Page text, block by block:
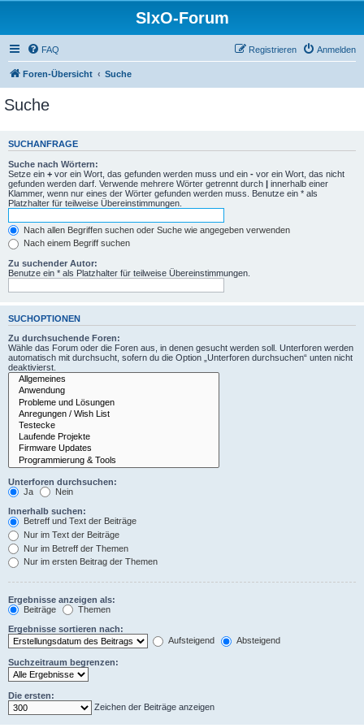
SIxO-Forum
FAQ Anmelden
Registrieren
Foren-Übersicht Suche
Suche
SUCHANFRAGE
Suche nach Wörtern:
Setze ein + vor ein Wort, das gefunden werden muss und ein - vor ein Wort, das nicht
gefunden werden darf. Verwende mehrere Wörter getrennt durch | innerhalb einer
Klammer, wenn nur eines der Wörter gefunden werden muss. Benutze ein * als
Platzhalter für teilweise Übereinstimmungen.
Nach allen Begriffen suchen oder Suche wie angegeben verwenden
Nach einem Begriff suchen
Zu suchender Autor:
Benutze ein * als Platzhalter für teilweise Übereinstimmungen.
SUCHOPTIONEN
Zu durchsuchende Foren:
Wähle das Forum oder die Foren aus, in denen gesucht werden soll. Unterforen werden
automatisch mit durchsucht, sofern du die Option „Unterforen durchsuchen“ unten nicht
deaktivierst.
Unterforen durchsuchen:
Ja
Nein
Innerhalb suchen:
Betreff und Text der Beiträge
Nur im Text der Beiträge
Nur im Betreff der Themen
Nur im ersten Beitrag der Themen
Ergebnisse anzeigen als:
Beiträge
Themen
Ergebnisse sortieren nach:
Aufsteigend
Absteigend
Suchzeitraum begrenzen:
Die ersten:
Zeichen der Beiträge anzeigen